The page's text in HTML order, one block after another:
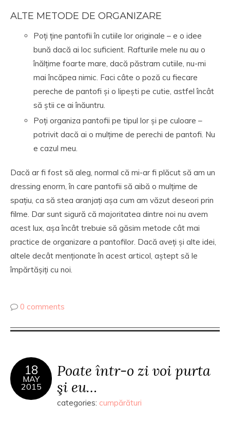
ALTE METODE DE ORGANIZARE
Poți ține pantofii în cutiile lor originale – e o idee
bună dacă ai loc suficient. Rafturile mele nu au o
înălțime foarte mare, dacă păstram cutiile, nu-mi
mai încăpea nimic. Faci câte o poză cu fiecare
pereche de pantofi și o lipești pe cutie, astfel încât
să știi ce ai înăuntru.
Poți organiza pantofii pe tipul lor și pe culoare –
potrivit dacă ai o mulțime de perechi de pantofi. Nu
e cazul meu.
Dacă ar fi fost să aleg, normal că mi-ar fi plăcut să am un
dressing enorm, în care pantofii să aibă o mulțime de
spațiu, ca să stea aranjați așa cum am văzut deseori prin
filme. Dar sunt sigură că majoritatea dintre noi nu avem
acest lux, așa încât trebuie să găsim metode cât mai
practice de organizare a pantofilor. Dacă aveți și alte idei,
altele decât menționate în acest articol, aștept să le
împărtășiți cu noi.
0 comments
18
MAY
2015
Poate într-o zi voi purta
şi eu…
categories: cumpărături